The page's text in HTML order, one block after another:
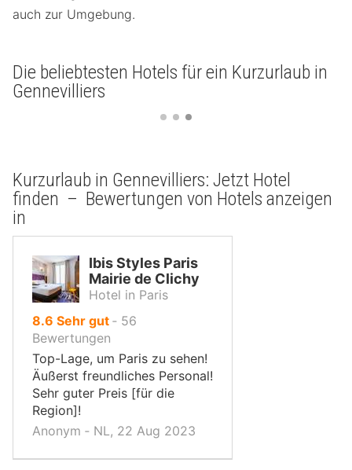
auch zur Umgebung.
Die beliebtesten Hotels für ein Kurzurlaub in
Gennevilliers
Kurzurlaub in Gennevilliers: Jetzt Hotel
finden – Bewertungen von Hotels anzeigen
in
Ibis Styles Paris
Mairie de Clichy
Hotel in Paris
8.6 von
10,
Sehr gut ‐ 56
Bewertungen
Top-Lage, um Paris zu sehen!
Äußerst freundliches Personal!
Sehr guter Preis [für die
Region]!
Anonym ‐ NL, 22 Aug 2023